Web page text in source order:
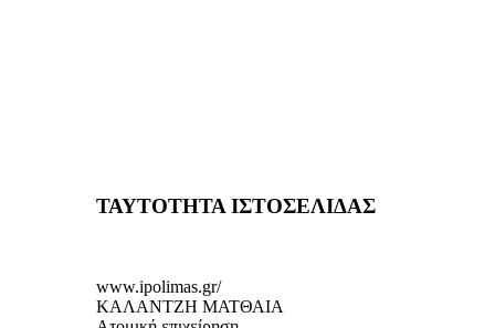
ΤΑΥΤΟΤΗΤΑ ΙΣΤΟΣΕΛΙΔΑΣ
www.ipolimas.gr/
ΚΑΛΑΝΤΖΗ ΜΑΤΘΑΙΑ